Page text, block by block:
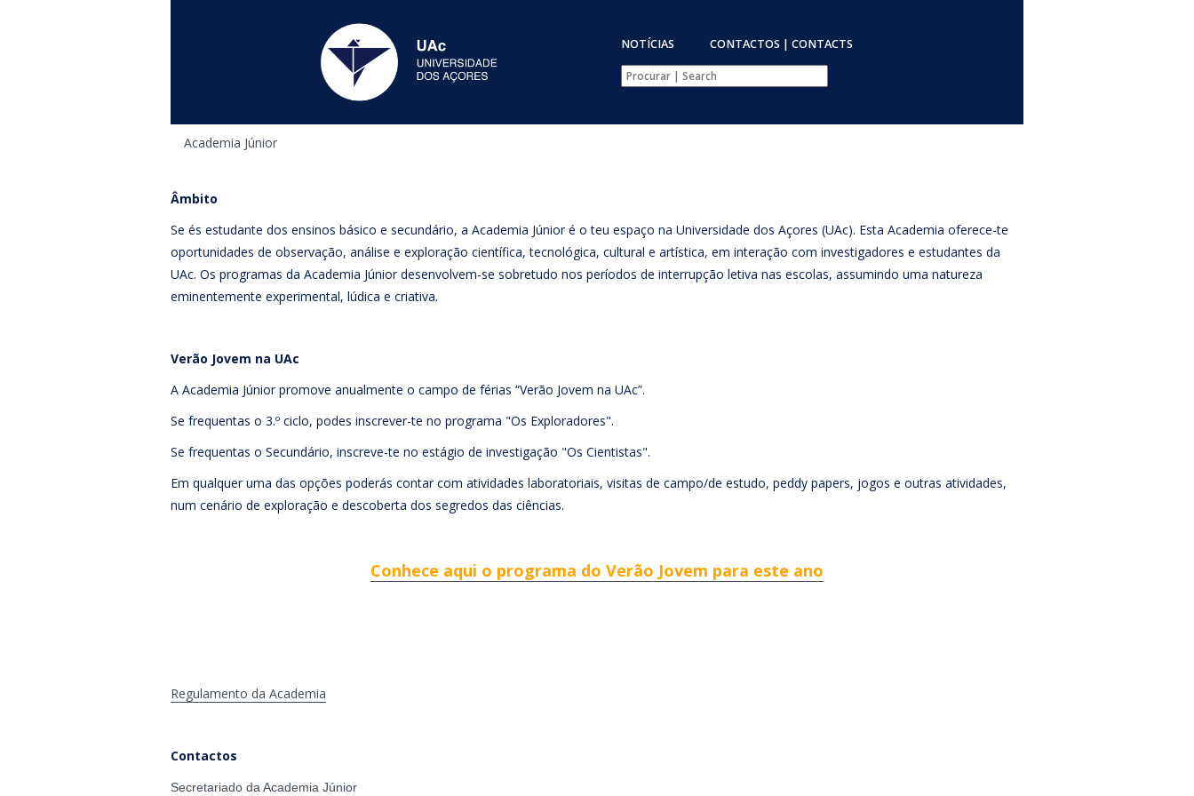
NOTÍCIAS CONTACTOS | CONTACTS
Está aqui
Academia Júnior
Âmbito
Se és estudante dos ensinos básico e secundário, a Academia Júnior é o teu espaço na Universidade dos Açores (UAc). Esta Academia oferece-te
oportunidades de observação, análise e exploração científica, tecnológica, cultural e artística, em interação com investigadores e estudantes da
UAc. Os programas da Academia Júnior desenvolvem-se sobretudo nos períodos de interrupção letiva nas escolas, assumindo uma natureza
eminentemente experimental, lúdica e criativa.
Verão Jovem na UAc
A Academia Júnior promove anualmente o campo de férias “Verão Jovem na UAc”.
Se frequentas o 3.º ciclo, podes inscrever-te no programa "Os Exploradores".
Se frequentas o Secundário, inscreve-te no estágio de investigação "Os Cientistas".
Em qualquer uma das opções poderás contar com atividades laboratoriais, visitas de campo/de estudo, peddy papers, jogos e outras atividades,
num cenário de exploração e descoberta dos segredos das ciências.
Conhece aqui o programa do Verão Jovem para este ano
Regulamento da Academia
Contactos
Secretariado da Academia Júnior